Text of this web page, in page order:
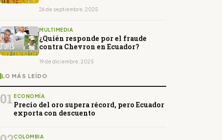
26 de septiembre, 2025
MULTIMEDIA
¿Quién responde por el fraude
contra Chevron en Ecuador?
19 de diciembre, 2025
LO MÁS LEÍDO
01 ECONOMÍA
Precio del oro supera récord, pero Ecuador
exporta con descuento
COLOMBIA